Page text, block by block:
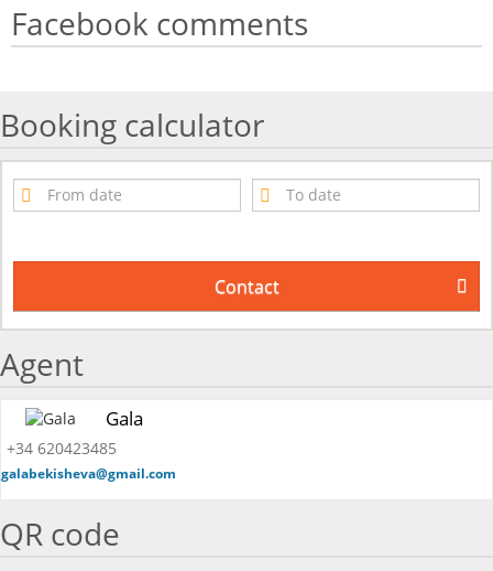
Facebook comments
Booking calculator
Contact
Agent
Gala
+34 620423485
galabekisheva@gmail.com
QR code